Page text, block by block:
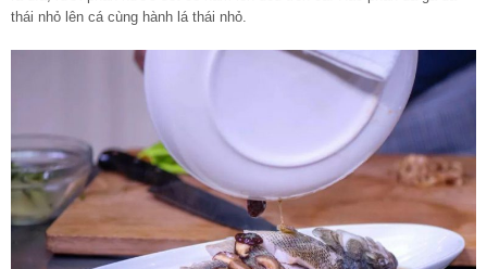
thái nhỏ lên cá cùng hành lá thái nhỏ.